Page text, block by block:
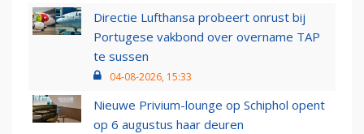
Directie Lufthansa probeert onrust bij
Portugese vakbond over overname TAP
te sussen
04-08-2026, 15:33
Nieuwe Privium-lounge op Schiphol opent
op 6 augustus haar deuren